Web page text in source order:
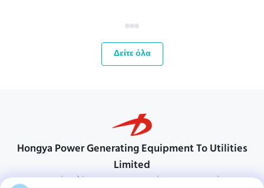
Δείτε όλα
Hongya Power Generating Equipment To Utilities
Limited
προσαρμοσμένες λύσεις για να ανταποκρίνονται στις απαιτήσεις των